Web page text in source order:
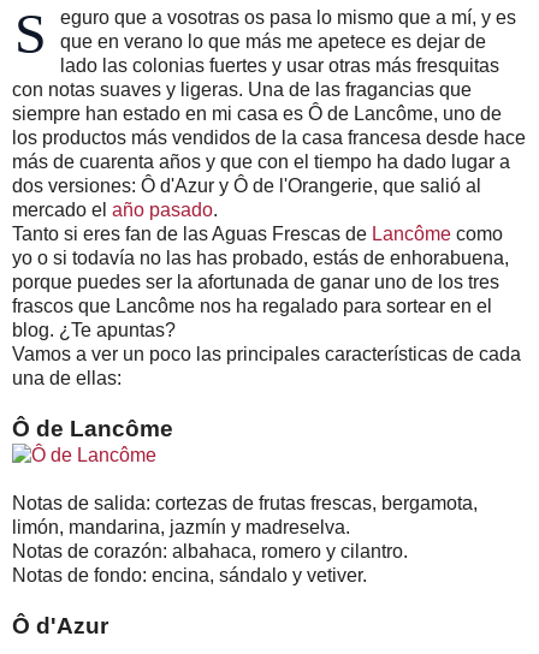
S
eguro que a vosotras os pasa lo mismo que a mí, y es
que en verano lo que más me apetece es dejar de
lado las colonias fuertes y usar otras más fresquitas
con notas suaves y ligeras. Una de las fragancias que
siempre han estado en mi casa es Ô de Lancôme, uno de
los productos más vendidos de la casa francesa desde hace
más de cuarenta años y que con el tiempo ha dado lugar a
dos versiones: Ô d'Azur y Ô de l'Orangerie, que salió al
mercado el año pasado.
Tanto si eres fan de las Aguas Frescas de Lancôme como
yo o si todavía no las has probado, estás de enhorabuena,
porque puedes ser la afortunada de ganar uno de los tres
frascos que Lancôme nos ha regalado para sortear en el
blog. ¿Te apuntas?
Vamos a ver un poco las principales características de cada
una de ellas:
Ô de Lancôme
Notas de salida: cortezas de frutas frescas, bergamota,
limón, mandarina, jazmín y madreselva.
Notas de corazón: albahaca, romero y cilantro.
Notas de fondo: encina, sándalo y vetiver.
Ô d'Azur